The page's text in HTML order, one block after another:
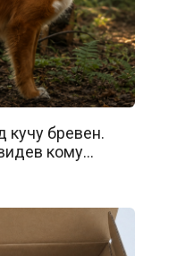
кучу бревен.
кому…